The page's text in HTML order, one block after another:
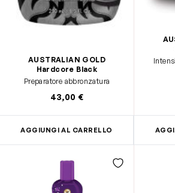
AUSTRALIAN GOLD
Hardcore Black
Preparatore abbronzatura
43,00 €
AGGIUNGI AL CARRELLO